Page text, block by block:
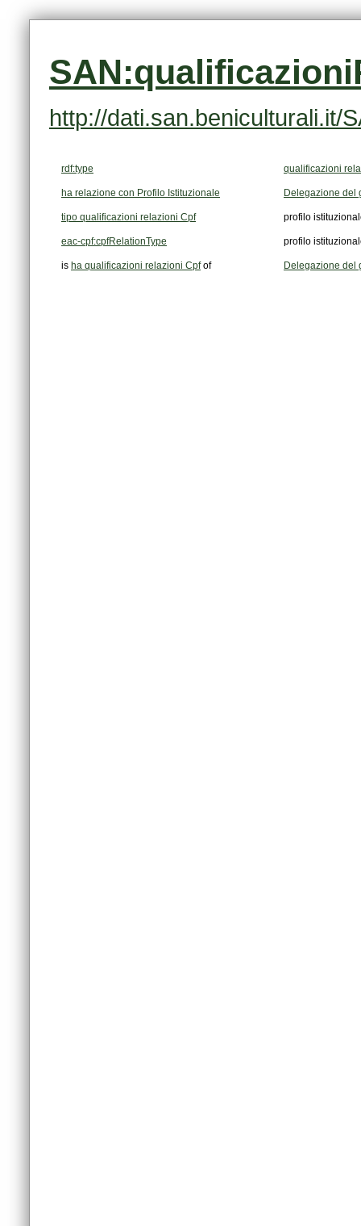
http://dati.san.beniculturali.it/
rdf:type qualificazioni
ha relazione con Profilo Istituzionale Delegazione del
tipo qualificazioni relazioni Cpf profilo
eac-cpf:cpfRelationType profilo
is ha qualificazioni relazioni Cpfof Delegazione del